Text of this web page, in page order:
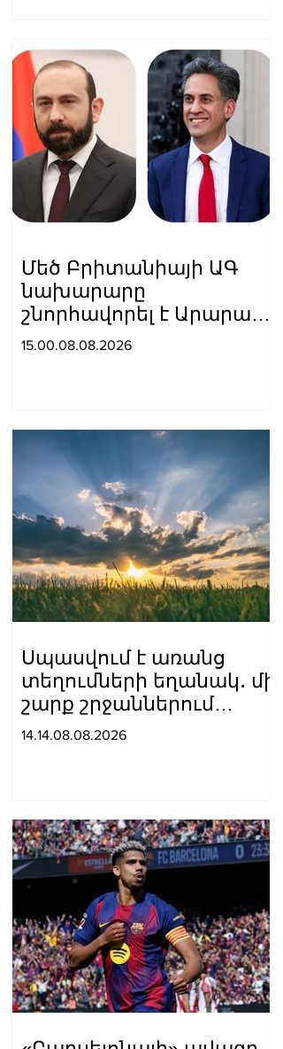
Մեծ Բրիտանիայի ԱԳ
նախարարը
շնորհավորել է Արարատ
Միրզոյանին
15.00.08.08.2026
Սպասվում է առանց
տեղումների եղանակ․ մի
շարք շրջաններում
սպասվում է բարձր
14.14.08.08.2026